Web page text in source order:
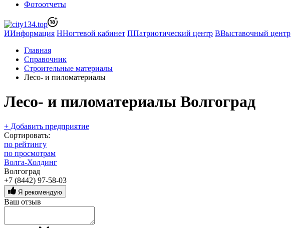
Фотоотчеты
ИИнформация ННогтевой кабинет ППатриотический центр ВВыставочный центр
Главная
Справочник
Строительные материалы
Лесо- и пиломатериалы
Лесо- и пиломатериалы Волгоград
+ Добавить предприятие
Сортировать:
по рейтингу
по просмотрам
Волга-Холдинг
Волгоград
+7 (8442) 97-58-03
Я рекомендую
Ваш отзыв